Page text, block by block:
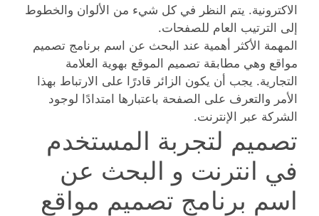
الاكترونية. يتم النظر في كل شيء من الألوان والخطوط
إلى الترتيب العام للصفحات.
المهمة الأكثر أهمية عند البحث عن اسم برنامج تصميم
مواقع وهي مطابقة تصميم الموقع بهوية العلامة
التجارية. يجب أن يكون الزائر قادرًا على الارتباط بهذا
الأمر والتعرف على الصفحة باعتبارها امتدادًا لوجود
الشركة عبر الإنترنت.
تصميم لتجربة المستخدم
في انترنت و البحث عن
اسم برنامج تصميم مواقع